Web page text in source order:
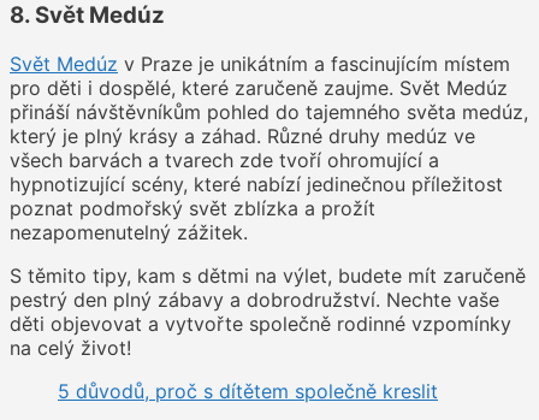
8. Svět Medúz
Svět Medúz v Praze je unikátním a fascinujícím místem
pro děti i dospělé, které zaručeně zaujme. Svět Medúz
přináší návštěvníkům pohled do tajemného světa medúz,
který je plný krásy a záhad. Různé druhy medúz ve
všech barvách a tvarech zde tvoří ohromující a
hypnotizující scény, které nabízí jedinečnou příležitost
poznat podmořský svět zblízka a prožít
nezapomenutelný zážitek.
S těmito tipy, kam s dětmi na výlet, budete mít zaručeně
pestrý den plný zábavy a dobrodružství. Nechte vaše
děti objevovat a vytvořte společně rodinné vzpomínky
na celý život!
5 důvodů, proč s dítětem společně kreslit